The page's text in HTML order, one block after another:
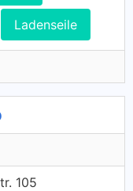
Ladenseile
105